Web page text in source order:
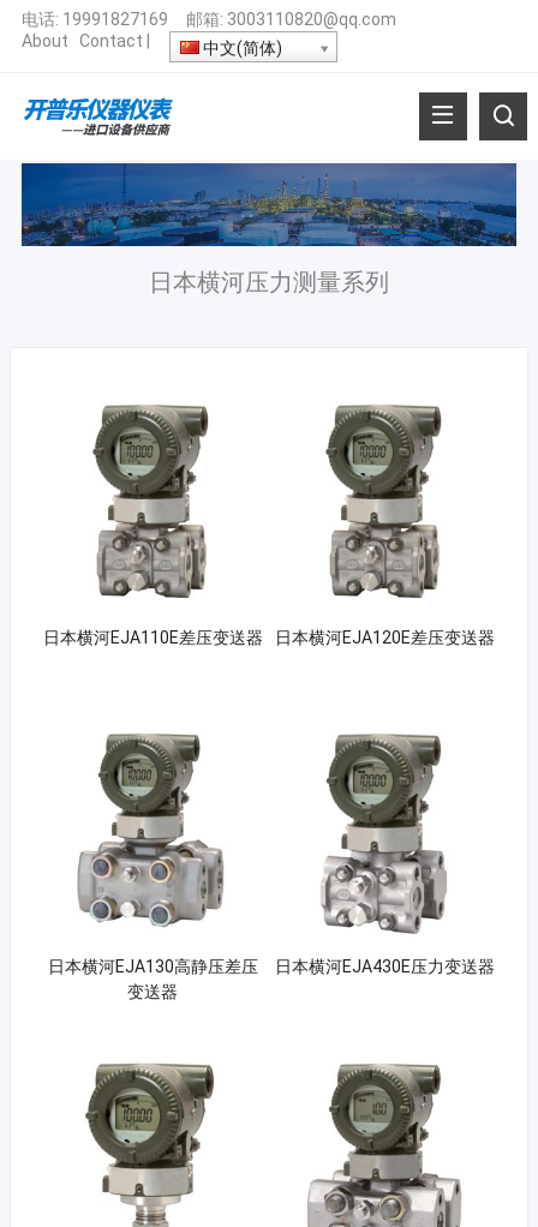
电话: 19991827169 邮箱: 3003110820@qq.com
About
Contact 中文(简体)
日本横河压力测量系列
日本横河EJA110E差压变送器 日本横河EJA120E差压变送器
日本横河EJA130高静压差压
变送器
日本横河EJA430E压力变送器